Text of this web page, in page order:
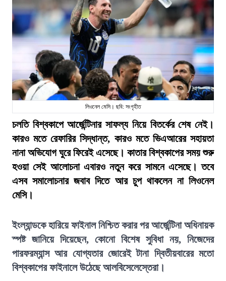
লিওনেল মেসি। ছবি: সংগৃহীত
চলতি বিশ্বকাপে আর্জেন্টিনার সাফল্য নিয়ে বিতর্কের শেষ নেই।
কারও মতে রেফারির সিদ্ধান্ত, কারও মতে ভিএআরের সহায়তা
নানা অভিযোগ ঘুরে ফিরেই এসেছে। কাতার বিশ্বকাপের সময় শুরু
হওয়া সেই আলোচনা এবারও নতুন করে সামনে এসেছে। তবে
এসব সমালোচনার জবাব দিতে আর চুপ থাকলেন না লিওনেল
মেসি।
ইংল্যান্ডকে হারিয়ে ফাইনাল নিশ্চিত করার পর আর্জেন্টিনা অধিনায়ক
স্পষ্ট জানিয়ে দিয়েছেন, কোনো বিশেষ সুবিধা নয়, নিজেদের
পারফরম্যান্স আর যোগ্যতার জোরেই টানা দ্বিতীয়বারের মতো
বিশ্বকাপের ফাইনালে উঠেছে আলবিসেলেস্তেরা।